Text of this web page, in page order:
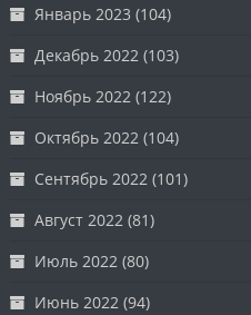
Январь 2023 (104)
Декабрь 2022 (103)
Ноябрь 2022 (122)
Октябрь 2022 (104)
Сентябрь 2022 (101)
Август 2022 (81)
Июль 2022 (80)
Июнь 2022 (94)